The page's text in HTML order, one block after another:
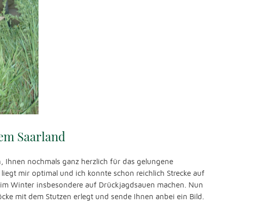
Saarland
Ihnen nochmals ganz herzlich für das gelungene
mir optimal und ich konnte schon reichlich Strecke auf
Winter insbesondere auf Drückjagdsauen machen. Nun
mit dem Stutzen erlegt und sende Ihnen anbei ein Bild.